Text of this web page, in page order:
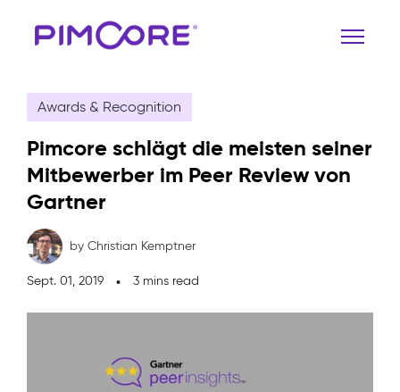
Awards & Recognition
Pimcore schlägt die meisten seiner
Mitbewerber im Peer Review von
Gartner
by Christian Kemptner
Sept. 01, 2019 3 mins read